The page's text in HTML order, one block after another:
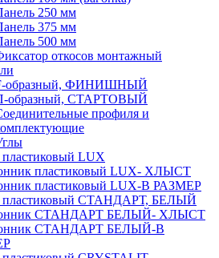
250 мм
375 мм
500 мм
откосов монтажный
образный, ФИНИШНЫЙ
образный, СТАРТОВЫЙ
профиля и
LUX
пластиковый LUX- ХЛЫСТ
пластиковый LUX-В РАЗМЕР
пластиковый СТАНДАРТ, БЕЛЫЙ
СТАНДАРТ БЕЛЫЙ- ХЛЫСТ
СТАНДАРТ БЕЛЫЙ-В